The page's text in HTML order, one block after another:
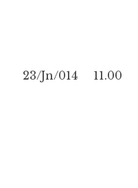
23/Jn/014 11.00